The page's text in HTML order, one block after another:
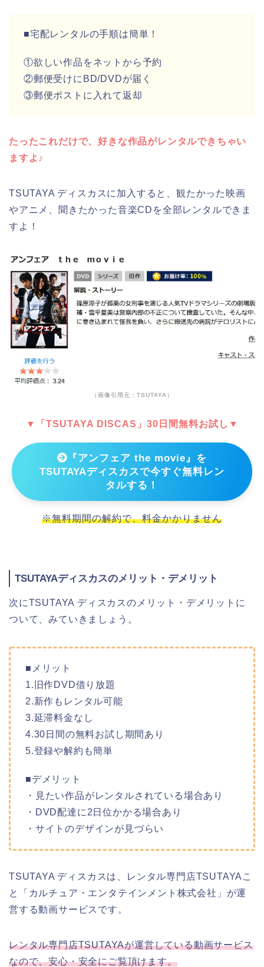
■宅配レンタルの手順は簡単！
①欲しい作品をネットから予約
②郵便受けにBD/DVDが届く
③郵便ポストに入れて返却
たったこれだけで、好きな作品がレンタルできちゃい
ますよ♪
TSUTAYA ディスカスに加入すると、観たかった映画
やアニメ、聞きたかった音楽CDを全部レンタルできま
すよ！
（画像引用元：TSUTAYA）
▼「TSUTAYA DISCAS」30日間無料お試し▼
『アンフェア the movie』を
TSUTAYAディスカスで今すぐ無料レン
タルする！
※無料期間の解約で、料金かかりません
TSUTAYAディスカスのメリット・デメリット
次にTSUTAYA ディスカスのメリット・デメリットに
ついて、みていきましょう。
■メリット
1.旧作DVD借り放題
2.新作もレンタル可能
3.延滞料金なし
4.30日間の無料お試し期間あり
5.登録や解約も簡単
■デメリット
・見たい作品がレンタルされている場合あり
・DVD配達に2日位かかる場合あり
・サイトのデザインが見づらい
TSUTAYA ディスカスは、レンタル専門店TSUTAYAこ
と「カルチュア・エンタテインメント株式会社」が運
営する動画サービスです。
レンタル専門店TSUTAYAが運営している動画サービス
なので、安心・安全にご覧頂けます。